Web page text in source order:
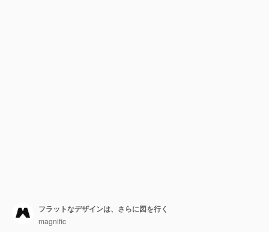
フラットなデザインは、さらに図を行く
magnific